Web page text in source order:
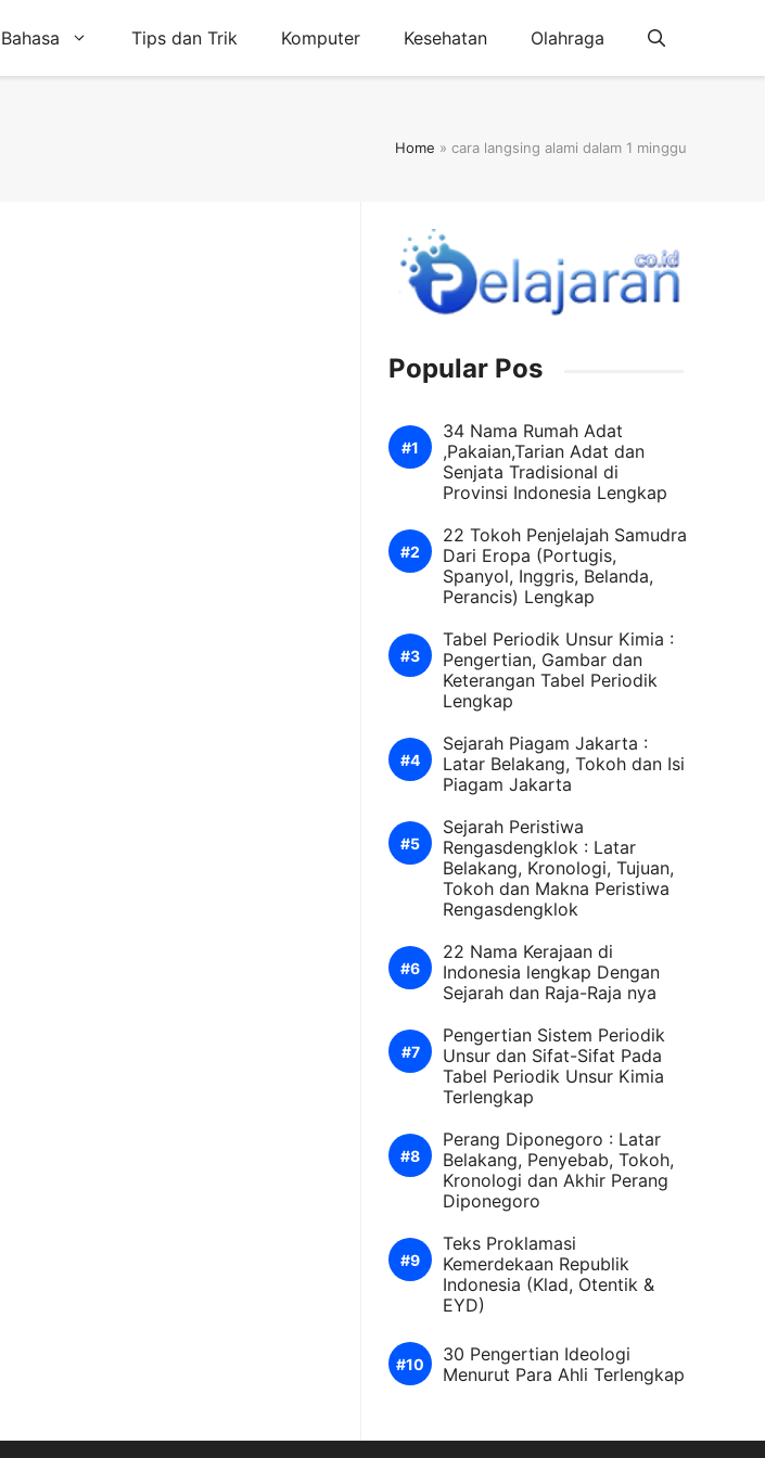
Bahasa Tips dan Trik Komputer Kesehatan Olahraga
Home » cara langsing alami dalam 1 minggu
Popular Pos
34 Nama Rumah Adat
,Pakaian,Tarian Adat dan
Senjata Tradisional di
Provinsi Indonesia Lengkap
22 Tokoh Penjelajah Samudra
Dari Eropa (Portugis,
Spanyol, Inggris, Belanda,
Perancis) Lengkap
Tabel Periodik Unsur Kimia :
Pengertian, Gambar dan
Keterangan Tabel Periodik
Lengkap
Sejarah Piagam Jakarta :
Latar Belakang, Tokoh dan Isi
Piagam Jakarta
Sejarah Peristiwa
Rengasdengklok : Latar
Belakang, Kronologi, Tujuan,
Tokoh dan Makna Peristiwa
Rengasdengklok
22 Nama Kerajaan di
Indonesia lengkap Dengan
Sejarah dan Raja-Raja nya
Pengertian Sistem Periodik
Unsur dan Sifat-Sifat Pada
Tabel Periodik Unsur Kimia
Terlengkap
Perang Diponegoro : Latar
Belakang, Penyebab, Tokoh,
Kronologi dan Akhir Perang
Diponegoro
Teks Proklamasi
Kemerdekaan Republik
Indonesia (Klad, Otentik &
EYD)
30 Pengertian Ideologi
Menurut Para Ahli Terlengkap